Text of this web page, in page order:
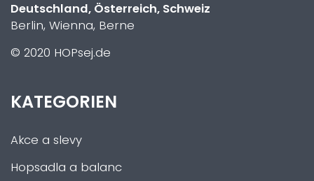
Deutschland, Österreich, Schweiz
Berlin, Wienna, Berne
© 2020 HOPsej.de
KATEGORIEN
Akce a slevy
Hopsadla a balanc